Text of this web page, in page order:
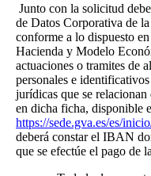
Junto con la solicitud
de Datos Corporativa de
conforme a lo dispuesto
Hacienda y Modelo
actuaciones o tramites de
personales e
jurídicas que se
en dicha ficha, disponible
https://sede.gva.es/es/
deberá constar el IBAN
que se efectúe el pago de